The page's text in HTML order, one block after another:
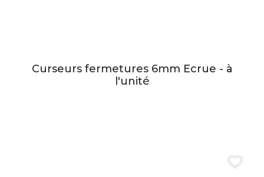
Curseurs fermetures 6mm Ecrue - à
l'unité